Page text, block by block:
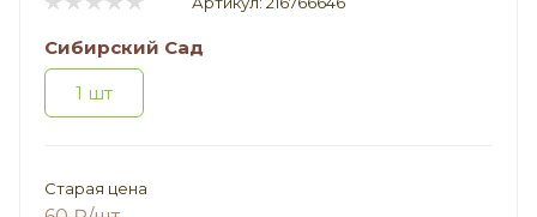
Сибирский Сад
1 шт
Старая цена